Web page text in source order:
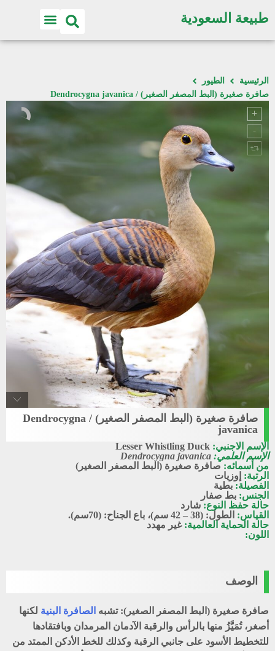
طبيعة السعودية
الرئيسية
الطيور
صافرة صغيرة (البط المصفر الصغير) / Dendrocygna javanica
Lesser_whistling_duck
صافرة صغيرة (البط المصفر الصغير) / Dendrocygna
javanica
الإسم الاجنبي: Lesser Whistling Duck
الإسم العلمي: Dendrocygna javanica
من أسمائه: صافرة صغيرة (البط المصفر الصغير)
الرتبة: إوزيات
الفصيلة: بطية
الجنس: بط صفار
حالة حفظ النوع: شارد
القياس: الطول: (38 – 42 سم)، باع الجناح: (70سم).
حالة الحماية العالمية:غير مهدد
اللون:
الوصف
صافرة صغيرة (البط المصفر الصغير): تشبه الصافرة البنية لكنها
أصغر، تُمَيَّزُ منها بالرأس والرقبة الآدمان المرمدان وبافتقادها
للتخطيط الأسود على جانبي الرقبة وكذلك للخط الأدكن الممتد من